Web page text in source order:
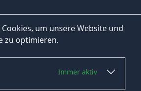
um unsere Website und
zu optimieren.
Immer aktiv